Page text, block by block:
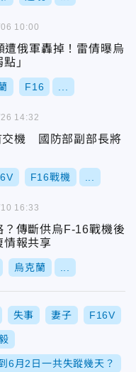
遭俄軍轟掉！雷倩曝烏
」
F16
10:00
交機 國防部副部長將
F16戰機
14:32
？傳斷供烏F-16戰機後
報共享
烏克蘭
16:33
失事 妻子 F16V
6月2日一共失蹤幾天？